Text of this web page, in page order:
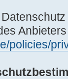
policies/